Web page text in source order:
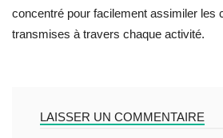
concentré pour facilement assimiler les
transmises à travers chaque activité.
LAISSER UN COMMENTAIRE